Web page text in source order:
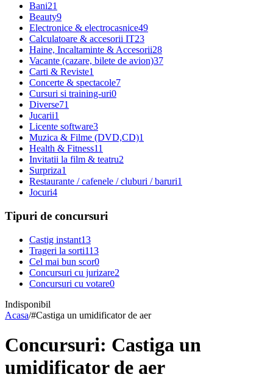
Bani21
Beauty9
Electronice & electrocasnice49
Calculatoare & accesorii IT23
Haine, Incaltaminte & Accesorii28
Vacante (cazare, bilete de avion)37
Carti & Reviste1
Concerte & spectacole7
Cursuri si training-uri0
Diverse71
Jucarii1
Licente software3
Muzica & Filme (DVD,CD)1
Health & Fitness11
Invitatii la film & teatru2
Surpriza1
Restaurante / cafenele / cluburi / baruri1
Jocuri4
Tipuri de concursuri
Castig instant13
Trageri la sorti113
Cel mai bun scor0
Concursuri cu jurizare2
Concursuri cu votare0
Indisponibil
Acasa/#Castiga un umidificator de aer
Concursuri: Castiga un
umidificator de aer